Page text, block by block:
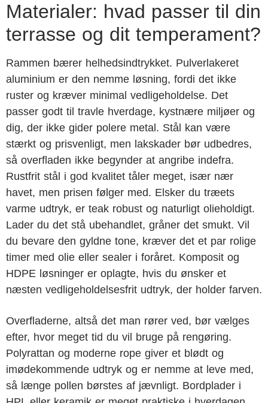
Materialer: hvad passer til din
terrasse og dit temperament?
Rammen bærer helhedsindtrykket. Pulverlakeret
aluminium er den nemme løsning, fordi det ikke
ruster og kræver minimal vedligeholdelse. Det
passer godt til travle hverdage, kystnære miljøer og
dig, der ikke gider polere metal. Stål kan være
stærkt og prisvenligt, men lakskader bør udbedres,
så overfladen ikke begynder at angribe indefra.
Rustfrit stål i god kvalitet tåler meget, især nær
havet, men prisen følger med. Elsker du træets
varme udtryk, er teak robust og naturligt olieholdigt.
Lader du det stå ubehandlet, gråner det smukt. Vil
du bevare den gyldne tone, kræver det et par rolige
timer med olie eller sealer i foråret. Komposit og
HDPE løsninger er oplagte, hvis du ønsker et
næsten vedligeholdelsesfrit udtryk, der holder farven.
Overfladerne, altså det man rører ved, bør vælges
efter, hvor meget tid du vil bruge på rengøring.
Polyrattan og moderne rope giver et blødt og
imødekommende udtryk og er nemme at leve med,
så længe pollen børstes af jævnligt. Bordplader i